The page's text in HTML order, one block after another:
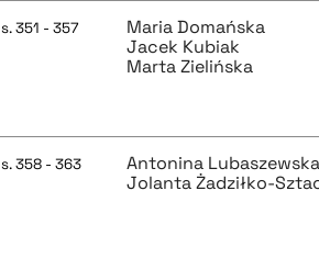
s. 351 - 357
Maria Domańska
Jacek Kubiak
Marta Zielińska
s. 358 - 363
Antonina Lubaszewska
Jolanta Żadziłko-